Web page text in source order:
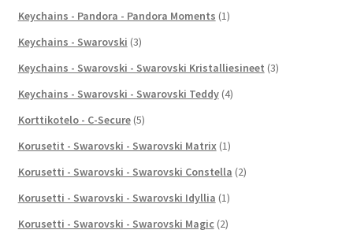
Keychains - Pandora - Pandora Moments (1)
Keychains - Swarovski (3)
Keychains - Swarovski - Swarovski Kristalliesineet (3)
Keychains - Swarovski - Swarovski Teddy (4)
Korttikotelo - C-Secure (5)
Korusetit - Swarovski - Swarovski Matrix (1)
Korusetti - Swarovski - Swarovski Constella (2)
Korusetti - Swarovski - Swarovski Idyllia (1)
Korusetti - Swarovski - Swarovski Magic (2)